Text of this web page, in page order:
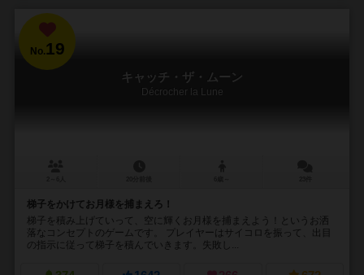
No.19
キャッチ・ザ・ムーン
Décrocher la Lune
梯子をかけてお月様を捕まえろ！
梯子を積み上げていって、空に輝くお月様を捕まえよう！というお洒
落なコンセプトのゲームです。 プレイヤーはサイコロを振って、出目
の指示に従って梯子を積んでいきます。失敗し...